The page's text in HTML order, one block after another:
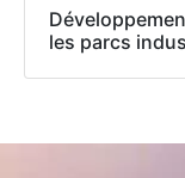
les parcs